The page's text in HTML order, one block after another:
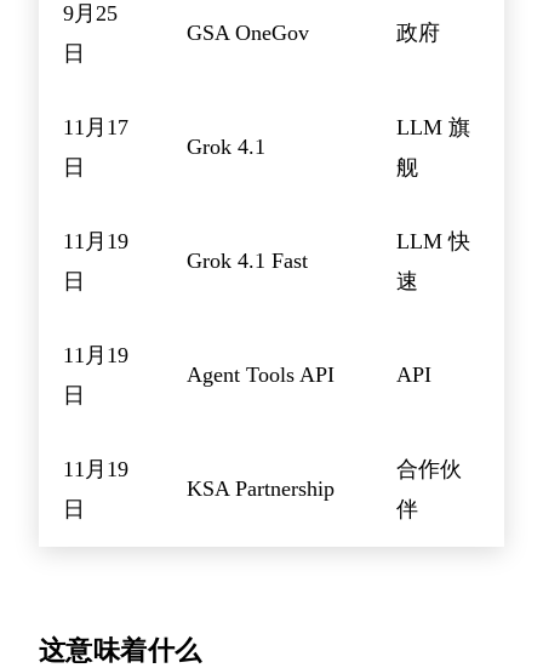
9月25
日
GSA OneGov 政府
11月17
日
Grok 4.1
LLM 旗
舰
11月19
日
Grok 4.1 Fast
LLM 快
速
11月19
日
Agent Tools API API
11月19
日
KSA Partnership
合作伙
伴
这意味着什么